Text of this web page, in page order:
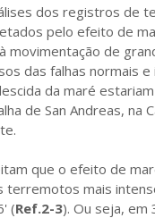
dos registros de
pelo efeito de
movimentação de
das falhas normais
da maré
de San Andreas, na
que o efeito de
terremotos mais
(Ref.2-3). Ou seja, em